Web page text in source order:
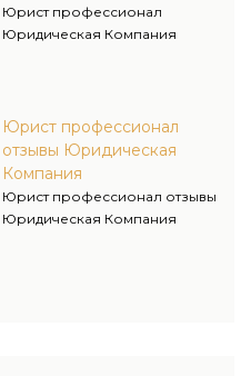
Юрист профессионал
Юридическая Компания
Юрист профессионал
отзывы Юридическая
Компания
Юрист профессионал отзывы
Юридическая Компания